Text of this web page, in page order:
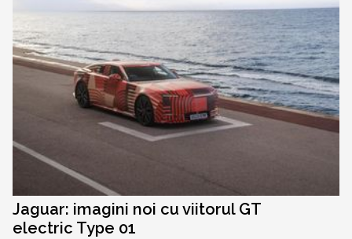
Jaguar: imagini noi cu viitorul GT
electric Type 01